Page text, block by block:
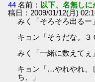
44 名前： 以下、名無し
稿日：2009/01/12(月)
みく「そろそろ出るー」
キョン「そうだな。３
みく「一緒に数えてぇ」
キョン「…やれやれ、
ち、」